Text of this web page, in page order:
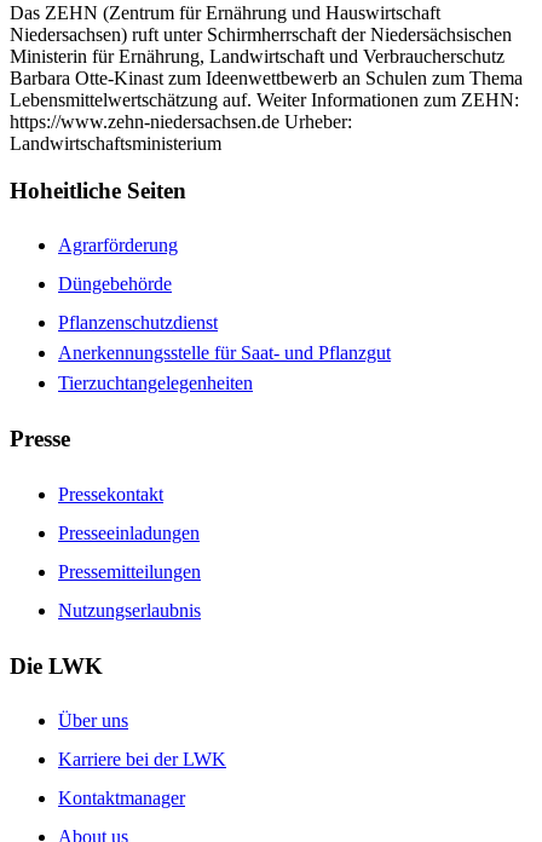
Das ZEHN (Zentrum für Ernährung und Hauswirtschaft
Niedersachsen) ruft unter Schirmherrschaft der Niedersächsischen
Ministerin für Ernährung, Landwirtschaft und Verbraucherschutz
Barbara Otte-Kinast zum Ideenwettbewerb an Schulen zum Thema
Lebensmittelwertschätzung auf. Weiter Informationen zum ZEHN:
https://www.zehn-niedersachsen.de Urheber:
Landwirtschaftsministerium
Hoheitliche Seiten
Agrarförderung
Düngebehörde
Pflanzenschutzdienst
Anerkennungsstelle für Saat- und Pflanzgut
Tierzuchtangelegenheiten
Presse
Pressekontakt
Presseeinladungen
Pressemitteilungen
Nutzungserlaubnis
Die LWK
Über uns
Karriere bei der LWK
Kontaktmanager
About us